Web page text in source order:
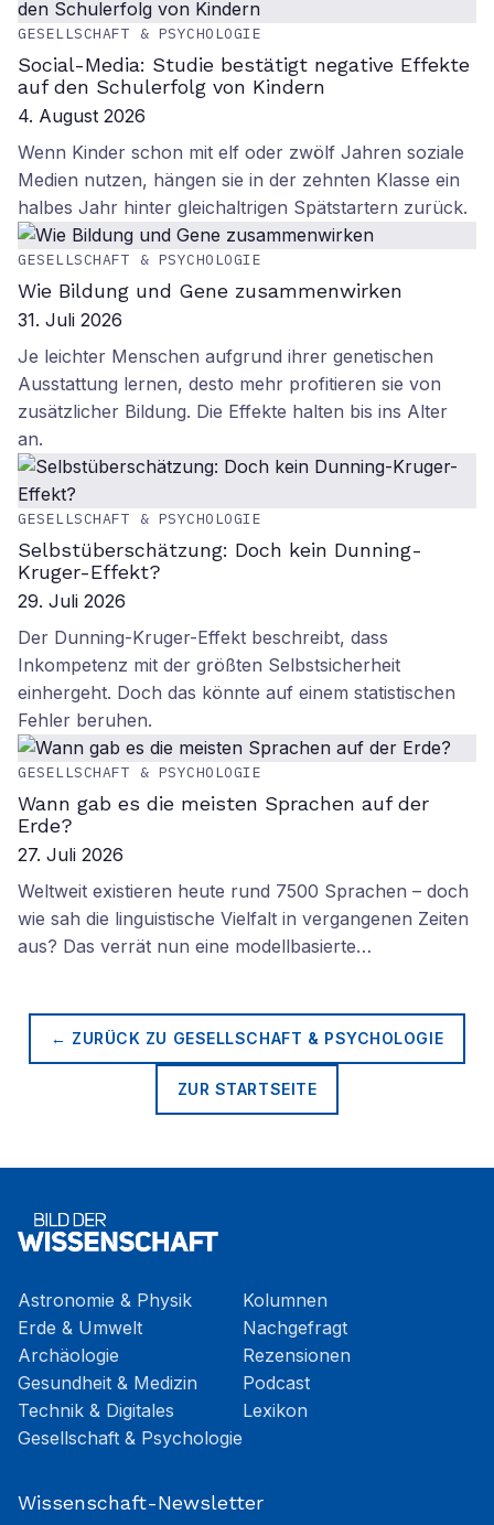
GESELLSCHAFT & PSYCHOLOGIE
Social-Media: Studie bestätigt negative Effekte
auf den Schulerfolg von Kindern
4. August 2026
Wenn Kinder schon mit elf oder zwölf Jahren soziale
Medien nutzen, hängen sie in der zehnten Klasse ein
halbes Jahr hinter gleichaltrigen Spätstartern zurück.
GESELLSCHAFT & PSYCHOLOGIE
Wie Bildung und Gene zusammenwirken
31. Juli 2026
Je leichter Menschen aufgrund ihrer genetischen
Ausstattung lernen, desto mehr profitieren sie von
zusätzlicher Bildung. Die Effekte halten bis ins Alter
an.
GESELLSCHAFT & PSYCHOLOGIE
Selbstüberschätzung: Doch kein Dunning-
Kruger-Effekt?
29. Juli 2026
Der Dunning-Kruger-Effekt beschreibt, dass
Inkompetenz mit der größten Selbstsicherheit
einhergeht. Doch das könnte auf einem statistischen
Fehler beruhen.
GESELLSCHAFT & PSYCHOLOGIE
Wann gab es die meisten Sprachen auf der
Erde?
27. Juli 2026
Weltweit existieren heute rund 7500 Sprachen – doch
wie sah die linguistische Vielfalt in vergangenen Zeiten
aus? Das verrät nun eine modellbasierte…
← ZURÜCK ZU GESELLSCHAFT & PSYCHOLOGIE
ZUR STARTSEITE
Astronomie & Physik
Erde & Umwelt
Archäologie
Gesundheit & Medizin
Technik & Digitales
Gesellschaft & Psychologie
Kolumnen
Nachgefragt
Rezensionen
Podcast
Lexikon
Wissenschaft-Newsletter